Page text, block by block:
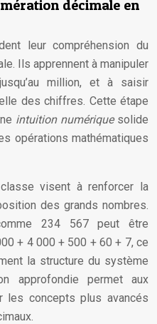
décimale en
leur compréhension du
Ils apprennent à manipuler
million, et à saisir
des chiffres. Cette étape
intuition numérique solide
opérations mathématiques
visent à renforcer la
des grands nombres.
234 567 peut être
+ 4 000 + 500 + 60 + 7, ce
la structure du système
approfondie permet aux
les concepts plus avancés